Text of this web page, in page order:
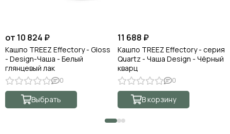
от 10 824 ₽
Кашпо TREEZ Effectory - Gloss
- Design-Чаша - Белый
глянцевый лак
0
Выбрать
11 688 ₽
Кашпо TREEZ Effectory - серия
Quartz - Чаша Design - Чёрный
кварц
0
В корзину